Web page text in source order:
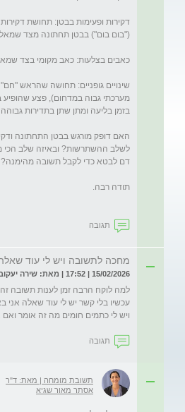
דקירות ופעימות בבטן: תחושת
שינויים גופניים: תחושה שהראש
מערכתי גבוה במדחום), פצע
האם דופק מורגש בבטן התחתונה
לשלב ההשתרשות? ובאיזה שלב הכי
תגובה
מחכה לתשובה ויש לי עוד
15/02/2026 | 17:52 | מאת: שירה יעקוב
למה לוקח הרבה זמן לענות תשובה
עכשיו בלי קשר יש לי עוד שאלה אני
ויש לי כתמים חומים מה זה אומר
תגובה
תשובת מומחה | מאת: ד"ר
אסתר מאור שגיא